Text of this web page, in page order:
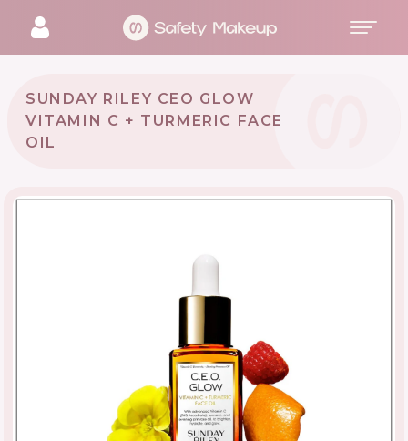
SUNDAY RILEY CEO GLOW
VITAMIN C + TURMERIC FACE
OIL